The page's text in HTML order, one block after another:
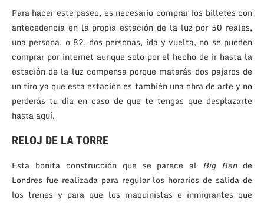
Para hacer este paseo, es necesario comprar los billetes con
antecedencia en la propia estación de la luz por 50 reales,
una persona, o 82, dos personas, ida y vuelta, no se pueden
comprar por internet aunque solo por el hecho de ir hasta la
estación de la luz compensa porque matarás dos pajaros de
un tiro ya que esta estación es también una obra de arte y no
perderás tu dia en caso de que te tengas que desplazarte
hasta aquí.
RELOJ DE LA TORRE
Esta bonita construcción que se parece al Big Bende
Londres fue realizada para regular los horarios de salida de
los trenes y para que los maquinistas e inmigrantes que